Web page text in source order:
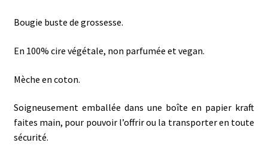
prix :
7,50 €
Bougie buste de grossesse.
En 100% cire végétale, non parfumée et vegan.
Mèche en coton.
Soigneusement emballée dans une boîte en papier kraft
faites main, pour pouvoir l’offrir ou la transporter en toute
sécurité.